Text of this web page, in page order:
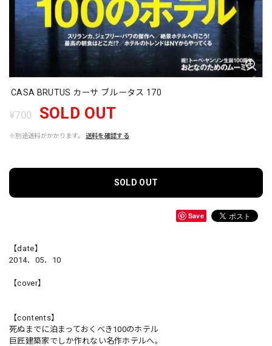
CASA BRUTUS カーサ ブルータス 170
¥700 SOLD OUT
※別途送料がかかります。 送料を確認する
SOLD OUT
Save
【date】
2014．05．10
【cover】
【contents】
死ぬまでに泊まっておくべき100のホテル
巨匠建築家でしか作れない名作ホテルへ。